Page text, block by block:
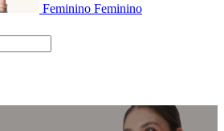
Feminino Feminino